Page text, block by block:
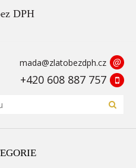
DPH
mada@zlatobezdph.cz @
+420 608 887 757